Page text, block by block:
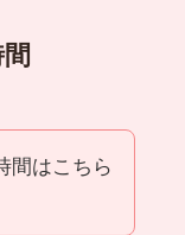
間はこちら